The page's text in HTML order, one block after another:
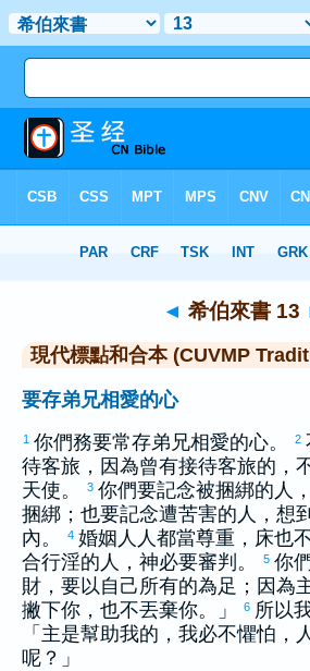
> 希伯來書 13
◄ 希伯來書 13
現代標點和合本 (CUVMP
要存弟兄相愛的心
1 你們務要常存弟兄相愛的心。 2
待客旅，因為曾有接待客旅的，
天使。
3 你們要記念被捆綁的人
捆綁；也要記念遭苦害的人，想
內。
4 婚姻人人都當尊重，床也
合行淫的人，神必要審判。
5 你
財，要以自己所有的為足；因為
撇下你，也不丟棄你。」
6 所以
「主是幫助我的，我必不懼怕，
呢？」